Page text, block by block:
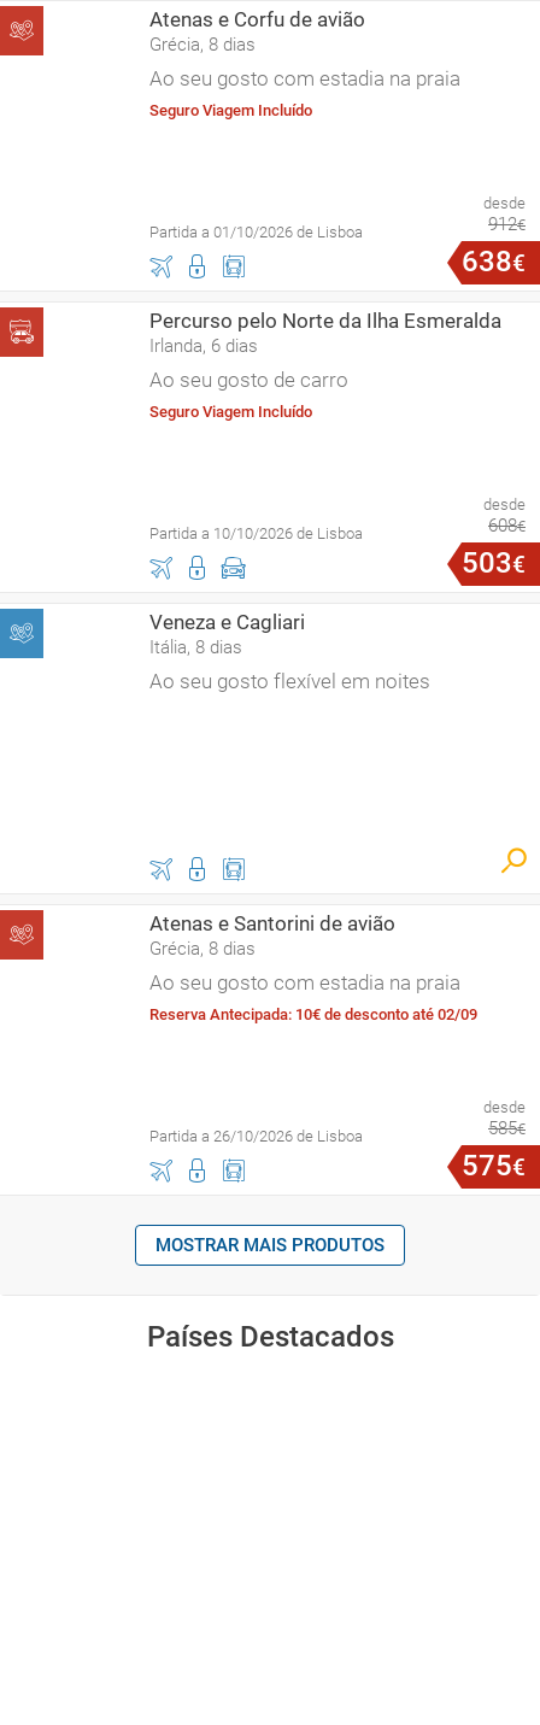
Atenas e Corfu de avião
Grécia, 8 dias
Ao seu gosto com estadia na praia
Seguro Viagem Incluído
Partida a 01/10/2026 de Lisboa
desde
912€
638€
Percurso pelo Norte da Ilha Esmeralda
Irlanda, 6 dias
Ao seu gosto de carro
Seguro Viagem Incluído
Partida a 10/10/2026 de Lisboa
desde
608€
503€
Veneza e Cagliari
Itália, 8 dias
Ao seu gosto flexível em noites
Atenas e Santorini de avião
Grécia, 8 dias
Ao seu gosto com estadia na praia
Reserva Antecipada: 10€ de desconto até 02/09
Partida a 26/10/2026 de Lisboa
desde
585€
575€
MOSTRAR MAIS PRODUTOS
Países Destacados